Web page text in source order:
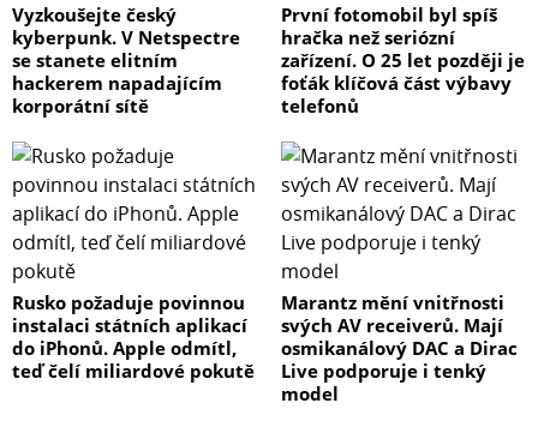
Vyzkoušejte český
kyberpunk. V Netspectre
se stanete elitním
hackerem napadajícím
korporátní sítě
První fotomobil byl spíš
hračka než seriózní
zařízení. O 25 let později je
foťák klíčová část výbavy
telefonů
Rusko požaduje povinnou
instalaci státních aplikací
do iPhonů. Apple odmítl,
teď čelí miliardové pokutě
Marantz mění vnitřnosti
svých AV receiverů. Mají
osmikanálový DAC a Dirac
Live podporuje i tenký
model